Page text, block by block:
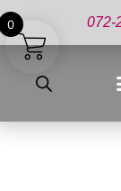
0